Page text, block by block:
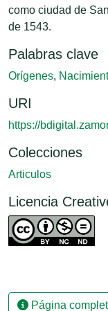
como ciudad de
de 1543.
Palabras clave
Orígenes,
URI
https://
Colecciones
Articulos
Licencia
Página